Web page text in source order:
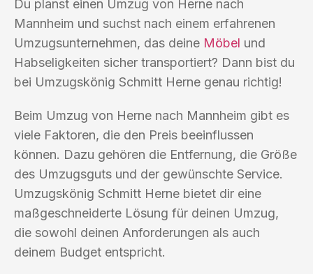
Du planst einen Umzug von Herne nach
Mannheim und suchst nach einem erfahrenen
Umzugsunternehmen, das deine Möbel und
Habseligkeiten sicher transportiert? Dann bist du
bei Umzugskönig Schmitt Herne genau richtig!
Beim Umzug von Herne nach Mannheim gibt es
viele Faktoren, die den Preis beeinflussen
können. Dazu gehören die Entfernung, die Größe
des Umzugsguts und der gewünschte Service.
Umzugskönig Schmitt Herne bietet dir eine
maßgeschneiderte Lösung für deinen Umzug,
die sowohl deinen Anforderungen als auch
deinem Budget entspricht.